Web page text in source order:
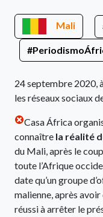
Mali
24 septembre 2020,
les réseaux sociaux
Casa África
connaître la réalité
du Mali, après le
toute l’Afrique
date qu’un groupe
malienne, après
réussi à arrêter le